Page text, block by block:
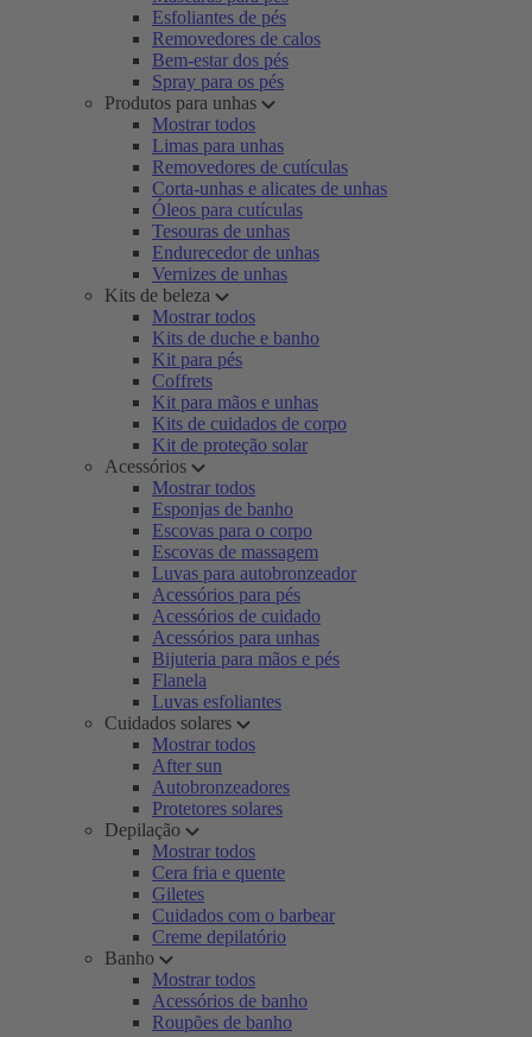
Esfoliantes de pés
Removedores de calos
Bem-estar dos pés
Spray para os pés
Produtos para unhas
Mostrar todos
Limas para unhas
Removedores de cutículas
Corta-unhas e alicates de unhas
Óleos para cutículas
Tesouras de unhas
Endurecedor de unhas
Vernizes de unhas
Kits de beleza
Mostrar todos
Kits de duche e banho
Kit para pés
Coffrets
Kit para mãos e unhas
Kits de cuidados de corpo
Kit de proteção solar
Acessórios
Mostrar todos
Esponjas de banho
Escovas para o corpo
Escovas de massagem
Luvas para autobronzeador
Acessórios para pés
Acessórios de cuidado
Acessórios para unhas
Bijuteria para mãos e pés
Flanela
Luvas esfoliantes
Cuidados solares
Mostrar todos
After sun
Autobronzeadores
Protetores solares
Depilação
Mostrar todos
Cera fria e quente
Giletes
Cuidados com o barbear
Creme depilatório
Banho
Mostrar todos
Acessórios de banho
Roupões de banho